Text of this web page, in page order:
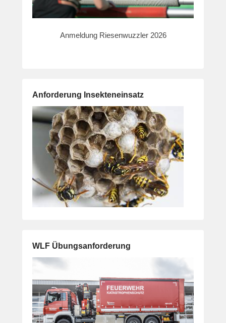
Anmeldung Riesenwuzzler 2026
Anforderung Insekteneinsatz
WLF Übungsanforderung